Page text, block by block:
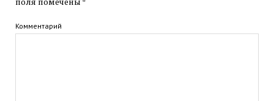
Комментарий